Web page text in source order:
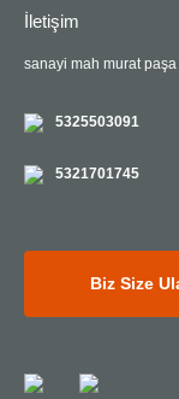
İletişim
sanayi mah murat
5325503091
5321701745
Biz Size